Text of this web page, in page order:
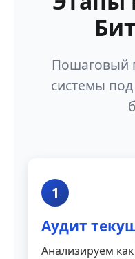
Пошаговый
системы
1
Аудит
Анализируем